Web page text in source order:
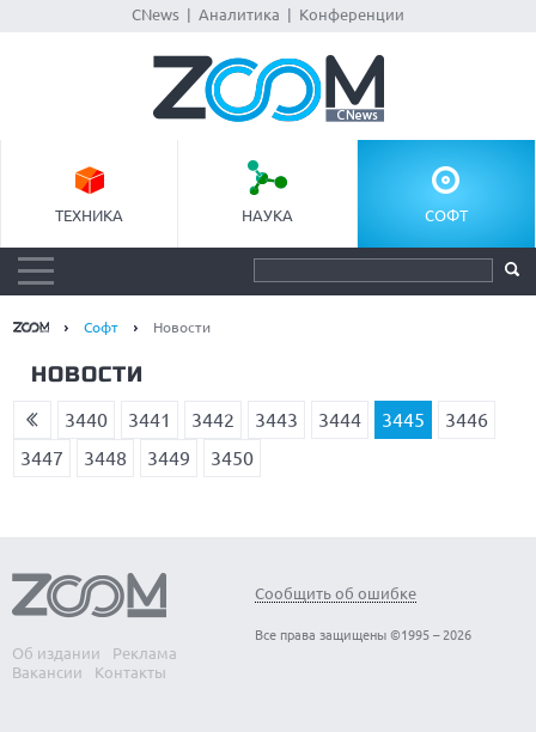
CNews Аналитика Конференции
ТЕХНИКА НАУКА СОФТ
Софт Новости
НОВОСТИ
3440 3441 3442 3443 3444 3445
3446
3447
3448 3449 3450
Об издании
Реклама
Вакансии
Контакты
Сообщить об ошибке
Все права защищены ©1995 – 2026